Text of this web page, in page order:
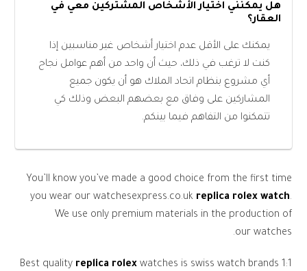
هل يمكنني اختيار الأشخاص المشتركين معي في
العقار؟
يمكنك على الأقل عدم اختيار أشخاص غير مناسبين إذا
كنت لا ترغب في ذلك، حيث أن واحد من أهم عوامل نجاح
أي مشروع بنظام اتحاد الملاك هو أن يكون جميع
المشاركين على وفاق مع بعضهم البعض وذلك كي
تتمكنوا من التفاهم فيما بينكم.
You’ll know you’ve made a good choice from the first time
you wear our watchesexpress.co.uk replica rolex watch.
We use only premium materials in the production of
our watches.
Best quality replica rolexwatches is swiss watch brands 1:1